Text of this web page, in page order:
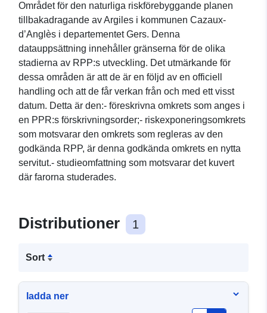
Området för den naturliga riskförebyggande planen
tillbakadragande av Argiles i kommunen Cazaux-
d’Anglès i departementet Gers. Denna
datauppsättning innehåller gränserna för de olika
stadierna av RPP:s utveckling. Det utmärkande för
dessa områden är att de är en följd av en officiell
handling och att de får verkan från och med ett visst
datum. Detta är den:- föreskrivna omkrets som anges i
en PPR:s förskrivningsorder;- riskexponeringsomkrets
som motsvarar den omkrets som regleras av den
godkända RPP, är denna godkända omkrets en nytta
servitut.- studieomfattning som motsvarar det kuvert
där farorna studerades.
Distributioner 1
Sort
ladda ner